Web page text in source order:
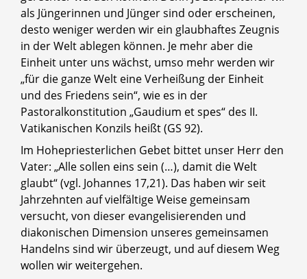
als Jüngerinnen und Jünger sind oder erscheinen,
desto weniger werden wir ein glaubhaftes Zeugnis
in der Welt ablegen können. Je mehr aber die
Einheit unter uns wächst, umso mehr werden wir
„für die ganze Welt eine Verheißung der Einheit
und des Friedens sein“, wie es in der
Pastoralkonstitution „Gaudium et spes“ des II.
Vatikanischen Konzils heißt (GS 92).
Im Hohepriesterlichen Gebet bittet unser Herr den
Vater: „Alle sollen eins sein (…), damit die Welt
glaubt“ (vgl. Johannes 17,21). Das haben wir seit
Jahrzehnten auf vielfältige Weise gemeinsam
versucht, von dieser evangelisierenden und
diakonischen Dimension unseres gemeinsamen
Handelns sind wir überzeugt, und auf diesem Weg
wollen wir weitergehen.